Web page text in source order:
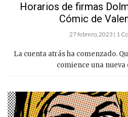
Horarios de firmas
Cómic de
27 febrero, 2023 | 1
La cuenta atrás ha comenzado.
comience una nueva